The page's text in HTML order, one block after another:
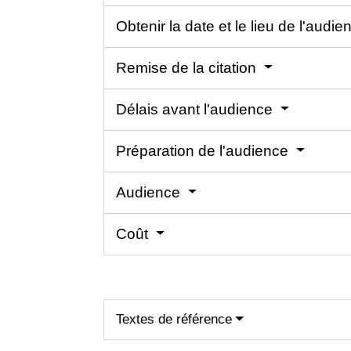
Obtenir la date et le lieu de
Remise de la citation
Délais avant l'audience
Préparation de l'audience
Audience
Coût
Textes de référence